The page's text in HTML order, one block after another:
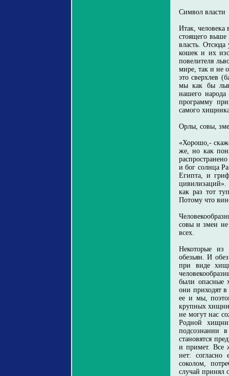
Символ власти
Итак,
стоящего выше
власть.
кошек и их
повелителя
мире, так и не
это сверхлев
мы как бы
нашего народа
программу
самого
Орлы, совы,
«Хорошо,-
же, но как
и бог солнца
Египта, и
как раз тот
Потому что
совы и змеи не
всех.
Некоторые из
обезьян. И
при виде
были опасные
они приходят
ее и мы,
крупных
не могут нас
Родной
подсознании
становятся
и примет. Все
нет: согласно
соколом,
случай принял